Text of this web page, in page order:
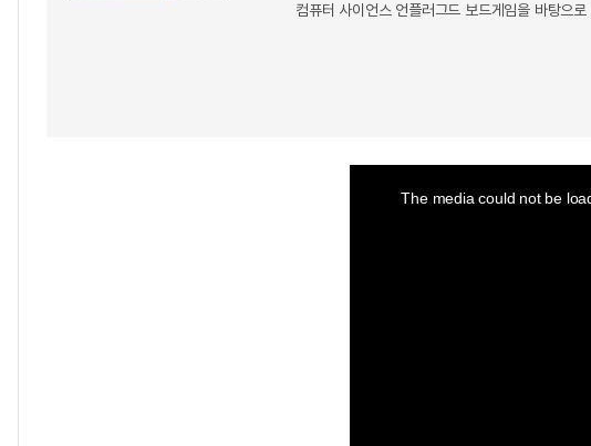
컴퓨터 사이언스 언플러그드 보드게임을 바탕으
The media could not be